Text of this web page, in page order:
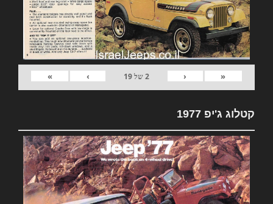
«
‹
2של19
›
»
קטלוג ג'יפ 1977